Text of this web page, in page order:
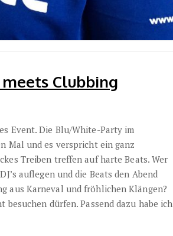
Clubbing
Event. Die Blu/White-Party im
Mal und es verspricht ein ganz
Treiben treffen auf harte Beats. Wer
auflegen und die Beats den Abend
aus Karneval und fröhlichen Klängen?
besuchen dürfen. Passend dazu habe ich